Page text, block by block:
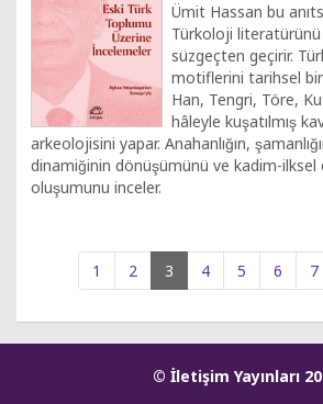
Ümit Hassan bu
Türkoloji
süzgeçten geçirir.
motiflerini tarihsel bir
Han, Tengri, Töre,
hâleyle kuşatılmış
arkeolojisini yapar. Anahanlığın,
dinamiğinin dönüşümünü ve kadim-ilksel
oluşumunu inceler.
1 2 3 4 5 6 7
© İletişim Yayınları